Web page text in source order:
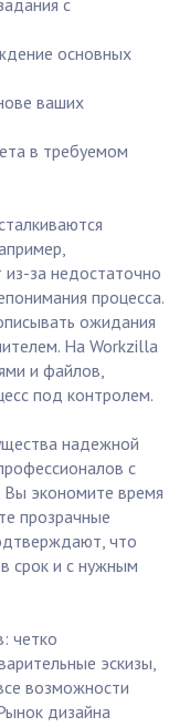
с
основных
ваших
в требуемом
за недостаточно
процесса.
ожидания
На Workzilla
и файлов,
под контролем.
надежной
с
Вы экономите время
прозрачные
что
срок и с нужным
четко
эскизы,
возможности
дизайна